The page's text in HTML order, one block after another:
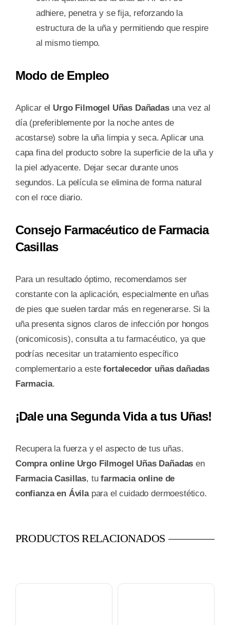
adhiere, penetra y se fija, reforzando la
estructura de la uña y permitiendo que respire
al mismo tiempo.
Modo de Empleo
Aplicar el Urgo Filmogel Uñas Dañadasuna vez al
día (preferiblemente por la noche antes de
acostarse) sobre la uña limpia y seca. Aplicar una
capa fina del producto sobre la superficie de la uña y
la piel adyacente. Dejar secar durante unos
segundos. La película se elimina de forma natural
con el roce diario.
Consejo Farmacéutico de Farmacia
Casillas
Para un resultado óptimo, recomendamos ser
constante con la aplicación, especialmente en uñas
de pies que suelen tardar más en regenerarse. Si la
uña presenta signos claros de infección por hongos
(onicomicosis), consulta a tu farmacéutico, ya que
podrías necesitar un tratamiento específico
complementario a estefortalecedor uñas dañadas
Farmacia.
¡Dale una Segunda Vida a tus Uñas!
Recupera la fuerza y el aspecto de tus uñas.
Compra online Urgo Filmogel Uñas Dañadas en
Farmacia Casillas, tufarmacia online de
confianza en Ávilapara el cuidado dermoestético.
PRODUCTOS RELACIONADOS